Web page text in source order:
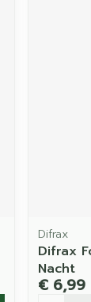
Difrax
Difrax
Nacht
€ 6,99